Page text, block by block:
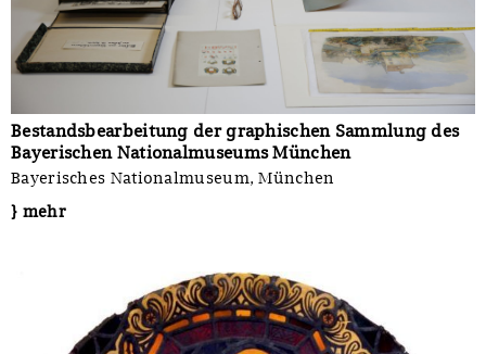
Bestandsbearbeitung der graphischen Sammlung des
Bayerischen Nationalmuseums München
Bayerisches Nationalmuseum, München
} mehr